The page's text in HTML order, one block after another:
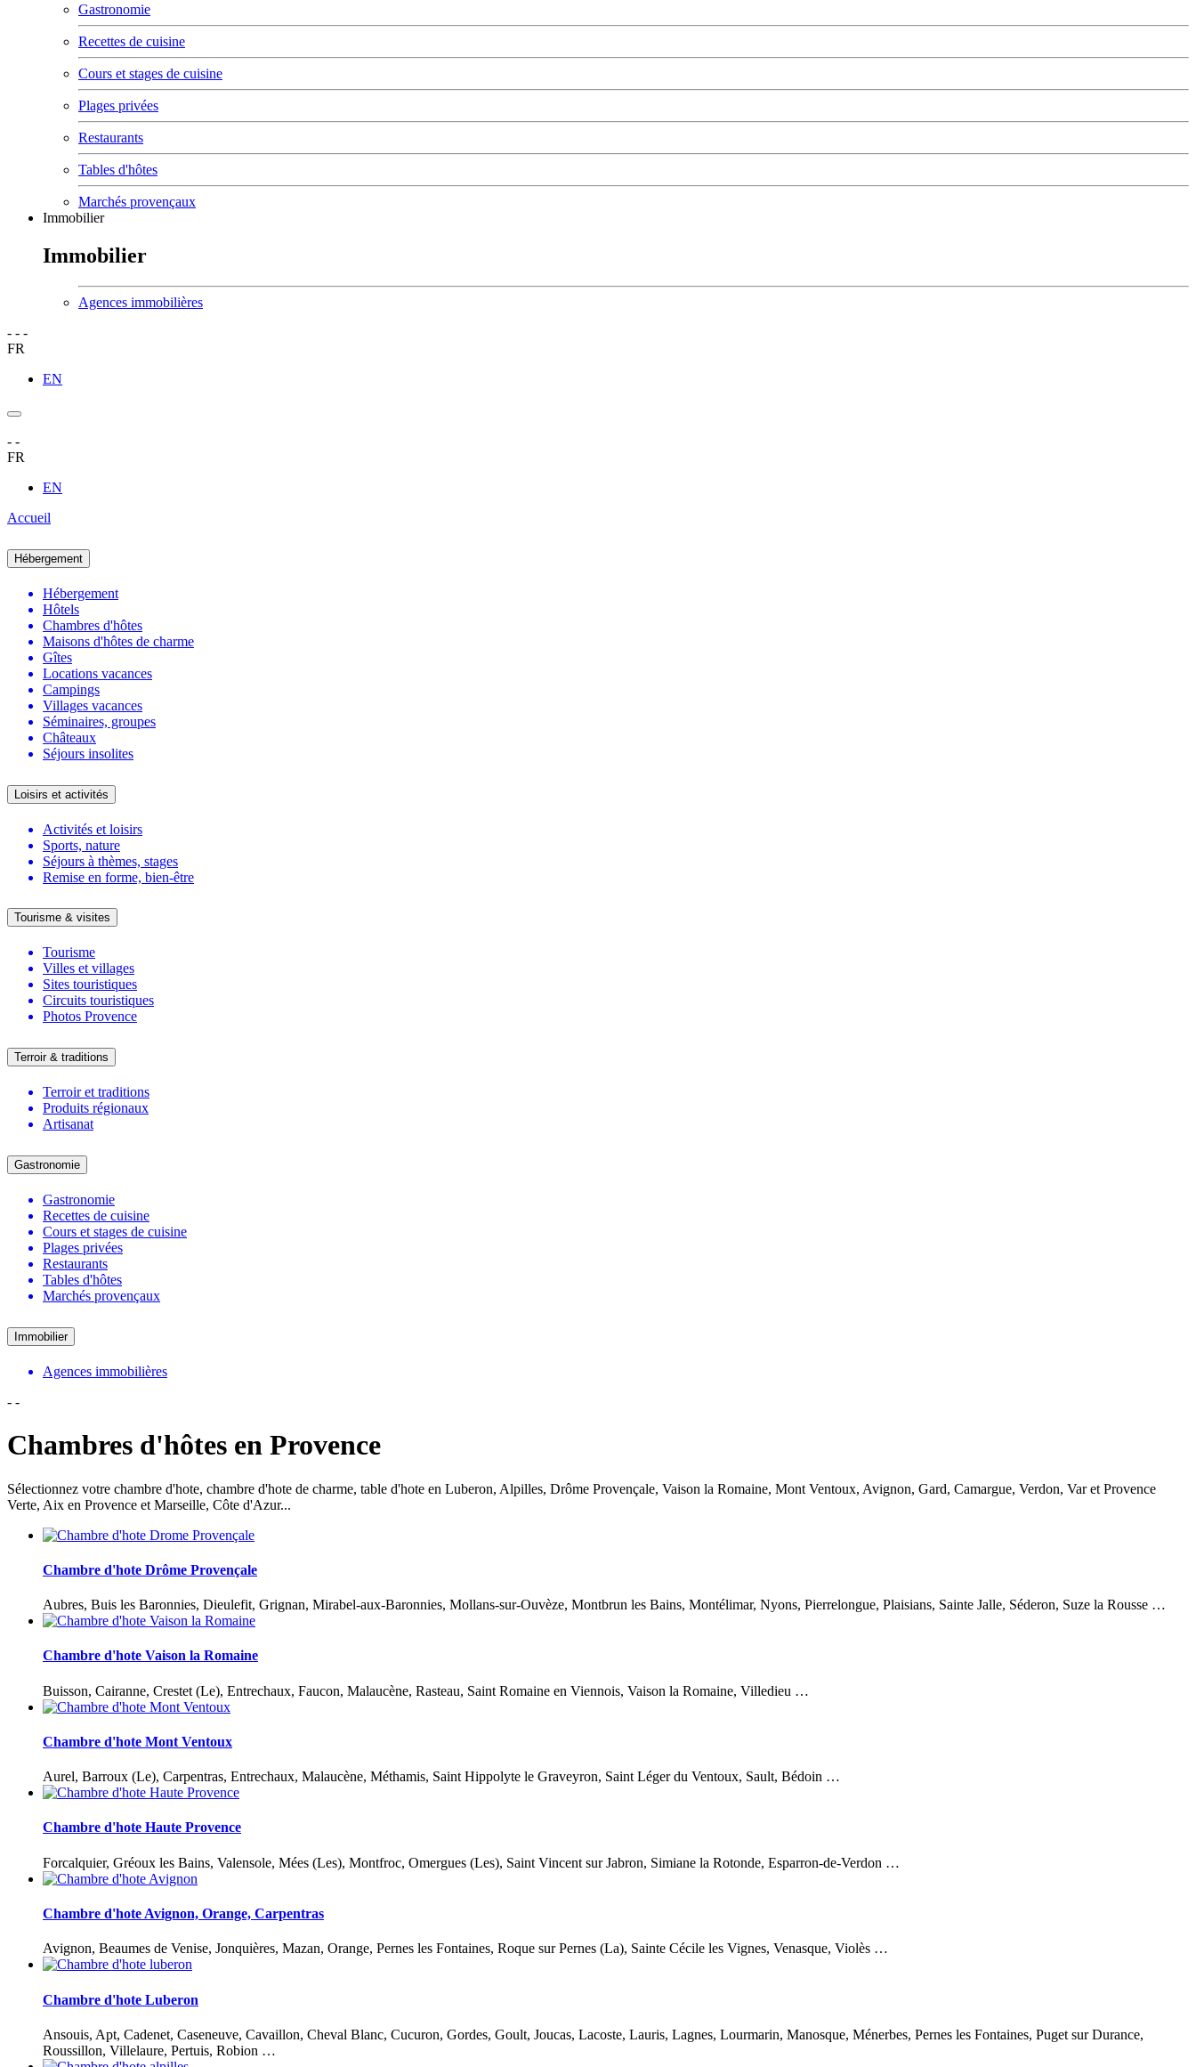
Gastronomie
Recettes de cuisine
Cours et stages de cuisine
Plages privées
Restaurants
Tables d'hôtes
Marchés provençaux
Immobilier
Immobilier
Agences immobilières
- - -
FR
EN
- -
FR
EN
Accueil
Hébergement
Hébergement
Hôtels
Chambres d'hôtes
Maisons d'hôtes de charme
Gîtes
Locations vacances
Campings
Villages vacances
Séminaires, groupes
Châteaux
Séjours insolites
Loisirs et activités
Activités et loisirs
Sports, nature
Séjours à thèmes, stages
Remise en forme, bien-être
Tourisme & visites
Tourisme
Villes et villages
Sites touristiques
Circuits touristiques
Photos Provence
Terroir & traditions
Terroir et traditions
Produits régionaux
Artisanat
Gastronomie
Gastronomie
Recettes de cuisine
Cours et stages de cuisine
Plages privées
Restaurants
Tables d'hôtes
Marchés provençaux
Immobilier
Agences immobilières
- -
Chambres d'hôtes en Provence
Sélectionnez votre chambre d'hote, chambre d'hote de charme, table d'hote en Luberon, Alpilles, Drôme Provençale, Vaison la Romaine, Mont Ventoux, Avignon, Gard, Camargue, Verdon, Var et Provence
Verte, Aix en Provence et Marseille, Côte d'Azur...
Chambre d'hote Drôme Provençale
Aubres, Buis les Baronnies, Dieulefit, Grignan, Mirabel-aux-Baronnies, Mollans-sur-Ouvèze, Montbrun les Bains, Montélimar, Nyons, Pierrelongue, Plaisians, Sainte Jalle, Séderon, Suze la Rousse …
Chambre d'hote Vaison la Romaine
Buisson, Cairanne, Crestet (Le), Entrechaux, Faucon, Malaucène, Rasteau, Saint Romaine en Viennois, Vaison la Romaine, Villedieu …
Chambre d'hote Mont Ventoux
Aurel, Barroux (Le), Carpentras, Entrechaux, Malaucène, Méthamis, Saint Hippolyte le Graveyron, Saint Léger du Ventoux, Sault, Bédoin …
Chambre d'hote Haute Provence
Forcalquier, Gréoux les Bains, Valensole, Mées (Les), Montfroc, Omergues (Les), Saint Vincent sur Jabron, Simiane la Rotonde, Esparron-de-Verdon …
Chambre d'hote Avignon, Orange, Carpentras
Avignon, Beaumes de Venise, Jonquières, Mazan, Orange, Pernes les Fontaines, Roque sur Pernes (La), Sainte Cécile les Vignes, Venasque, Violès …
Chambre d'hote Luberon
Ansouis, Apt, Cadenet, Caseneuve, Cavaillon, Cheval Blanc, Cucuron, Gordes, Goult, Joucas, Lacoste, Lauris, Lagnes, Lourmarin, Manosque, Ménerbes, Pernes les Fontaines, Puget sur Durance,
Roussillon, Villelaure, Pertuis, Robion …